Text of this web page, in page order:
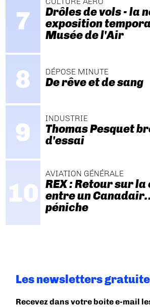
Drôles de vols - la
exposition
Musée de l'Air
DÉPOSE MINUTE
De rêve et de sang
INDUSTRIE
Thomas Pesquet
d'essai
AVIATION GÉNÉRALE
REX : Retour sur
entre un
péniche
Les newsletters
Recevez dans votre boite e-mail